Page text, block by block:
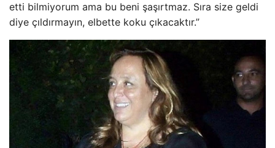
etti bilmiyorum ama bu beni şaşırtmaz. Sıra size geldi
diye çıldırmayın, elbette koku çıkacaktır.”